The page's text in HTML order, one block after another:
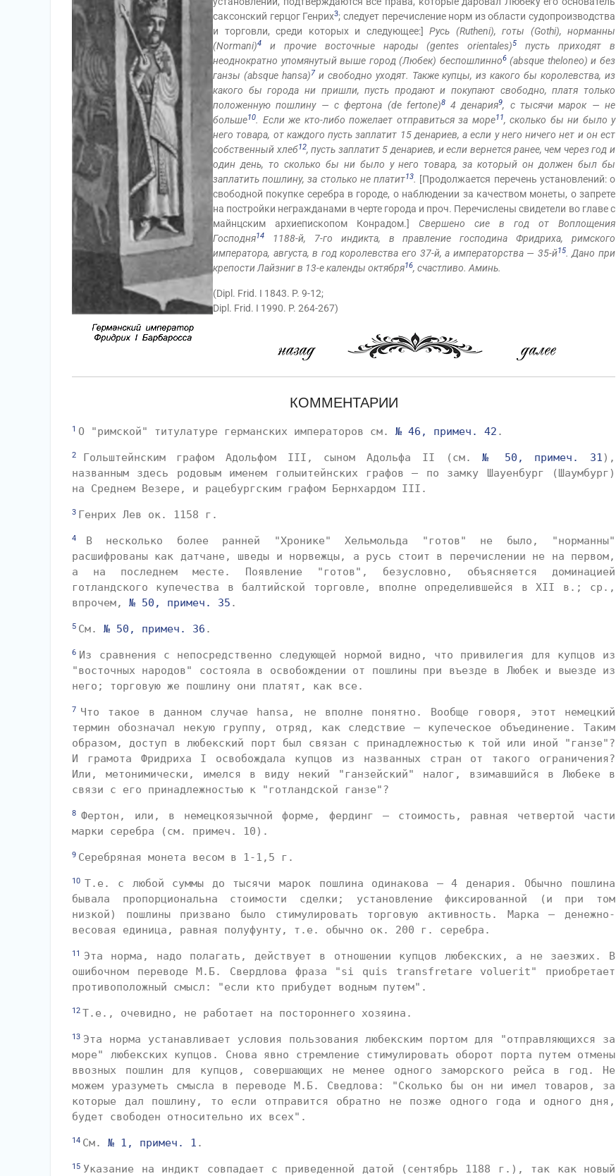
саксонский герцог Генрих3; следует перечисление норм из области судопроизводства
и торговли, среди которых и следующее:] Русь (Rutheni), готы (Gothi), норманны
(Normani)4 и прочие восточные народы (gentes orientales)5
пусть приходят в
неоднократно упомянутый выше город (Любек) беспошлинно6(absque theloneo) и без
ганзы (absque hansa)7и свободно уходят. Также купцы, из какого бы королевства, из
какого бы города ни пришли, пусть продают и покупают свободно, платя только
положенную пошлину — с фертона (de fertone)84 денария9, с тысячи марок — не
больше10. Если же кто-либо пожелает отправиться за море11, сколько бы ни было у
него товара, от каждого пусть заплатит 15 денариев, а если у него ничего нет и он ест
собственный хлеб12, пусть заплатит 5 денариев, и если вернется ранее, чем через год и
один день, то сколько бы ни было у него товара, за который он должен был бы
заплатить пошлину, за столько не платит13. [Продолжается перечень установлений: о
свободной покупке серебра в городе, о наблюдении за качеством монеты, о запрете
на постройки негражданами в черте города и проч. Перечислены свидетели во главе с
майнцским архиепископом Конрадом.] Свершено сие в год от Воплощения
Господня14
1188-й, 7-го индикта, в правление господина Фридриха, римского
императора, августа, в год королевства его 37-й, а императорства — 35-й15. Дано при
крепости Лайзниг в 13-е календы октября16, счастливо. Аминь.
(Dipl. Frid. I 1843. P. 9-12;
Dipl. Frid. I 1990. P. 264-267)
КОММЕНТАРИИ
1 О "римской" титулатуре германских императоров см. № 46, примеч. 42 .
2 Гольштейнским графом Адольфом III, сыном Адольфа II (см.№ 50, примеч. 31),
названным здесь родовым именем голыитейнских графов — по замку Шауенбург (Шаумбург)
на Среднем Везере, и рацебургским графом Бернхардом III.
3 Генрих Лев ок. 1158 г.
4
В несколько более ранней "Хронике" Хельмольда "готов" не было, "норманны"
расшифрованы как датчане, шведы и норвежцы, а русь стоит в перечислении не на первом,
а на последнем месте. Появление "готов", безусловно, объясняется доминацией
готландского купечества в балтийской торговле, вполне определившейся в XII в.; ср.,
впрочем, № 50, примеч. 35 .
5 См. № 50, примеч. 36 .
6 Из сравнения с непосредственно следующей нормой видно, что привилегия для купцов из
"восточных народов" состояла в освобождении от пошлины при въезде в Любек и выезде из
него; торговую же пошлину они платят, как все.
7 Что такое в данном случае hansa, не вполне понятно. Вообще говоря, этот немецкий
термин обозначал некую группу, отряд, как следствие — купеческое объединение. Таким
образом, доступ в любекский порт был связан с принадлежностью к той или иной "ганзе"?
И грамота Фридриха I освобождала купцов из названных стран от такого ограничения?
Или, метонимически, имелся в виду некий "ганзейский" налог, взимавшийся в Любеке в
связи с его принадлежностью к "готландской ганзе"?
8 Фертон, или, в немецкоязычной форме, фердинг — стоимость, равная четвертой части
марки серебра (см. примеч. 10).
9 Серебряная монета весом в 1-1,5 г.
10 Т.е. с любой суммы до тысячи марок пошлина одинакова — 4 денария. Обычно пошлина
бывала пропорциональна стоимости сделки; установление фиксированной (и при том
низкой) пошлины призвано было стимулировать торговую активность. Марка — денежно-
весовая единица, равная полуфунту, т.е. обычно ок. 200 г. серебра.
11
Эта норма, надо полагать, действует в отношении купцов любекских, а не заезжих. В
ошибочном переводе М.Б. Свердлова фраза "si quis transfretare voluerit" приобретает
противоположный смысл: "если кто прибудет водным путем".
12 Т.е., очевидно, не работает на постороннего хозяина.
13 Эта норма устанавливает условия пользования любекским портом для "отправляющихся за
море" любекских купцов. Снова явно стремление стимулировать оборот порта путем отмены
ввозных пошлин для купцов, совершающих не менее одного заморского рейса в год. Не
можем уразуметь смысла в переводе М.Б. Сведлова: "Сколько бы он ни имел товаров, за
которые дал пошлину, то если отправится обратно не позже одного года и одного дня,
будет свободен относительно их всех".
14 См. № 1, примеч. 1 .
15 Указание на индикт совпадает с приведенной датой (сентябрь 1188 г.), так как новый